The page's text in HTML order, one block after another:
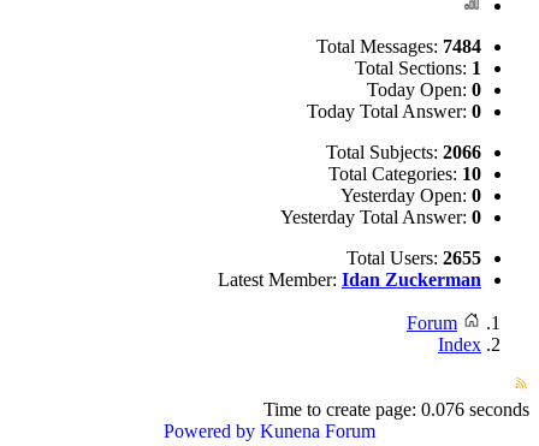
Total Messages: 7484
Total Sections: 1
Today Open: 0
Today Total Answer: 0
Total Subjects: 2066
Total Categories: 10
Yesterday Open: 0
Yesterday Total Answer: 0
Total Users: 2655
Latest Member: Idan Zuckerman
Forum
Index
Time to create page: 0.076 seconds
Powered by Kunena Forum